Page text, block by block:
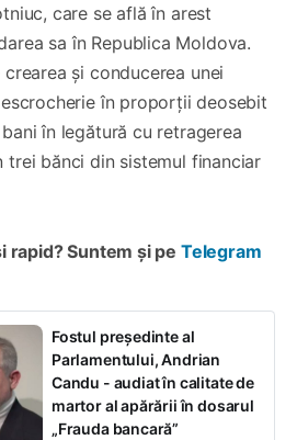
care se află în arest
sa în Republica Moldova.
și conducerea unei
în proporții deosebit
în legătură cu retragerea
trei bănci din sistemul financiar
Suntem și pe Telegram
Fostul președinte al
Parlamentului, Andrian
Candu - audiat în calitate de
martor al apărării în dosarul
„Frauda bancară”